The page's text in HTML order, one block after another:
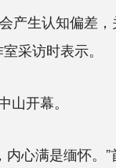
生认知偏差
采访时表示。
开幕。
满是缅怀。”